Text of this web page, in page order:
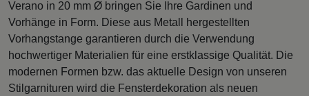
Verano in 20 mm Ø bringen Sie Ihre Gardinen und
Vorhänge in Form. Diese aus Metall hergestellten
Vorhangstange garantieren durch die Verwendung
hochwertiger Materialien für eine erstklassige Qualität. Die
modernen Formen bzw. das aktuelle Design von unseren
Stilgarnituren wird die Fensterdekoration als neuen